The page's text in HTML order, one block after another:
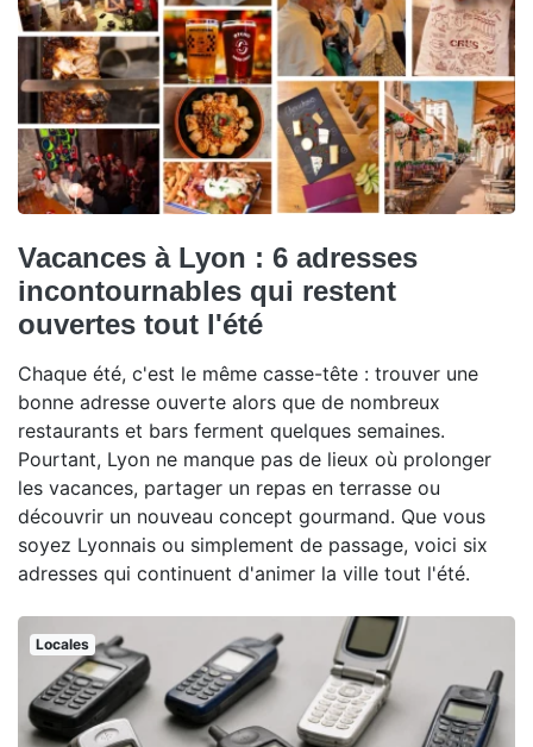
Vacances à Lyon : 6 adresses
incontournables qui restent
ouvertes tout l'été
Chaque été, c'est le même casse-tête : trouver une
bonne adresse ouverte alors que de nombreux
restaurants et bars ferment quelques semaines.
Pourtant, Lyon ne manque pas de lieux où prolonger
les vacances, partager un repas en terrasse ou
découvrir un nouveau concept gourmand. Que vous
soyez Lyonnais ou simplement de passage, voici six
adresses qui continuent d'animer la ville tout l'été.
Locales